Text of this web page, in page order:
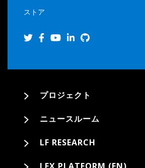
ストア
プロジェクト
ニュースルーム
LF RESEARCH